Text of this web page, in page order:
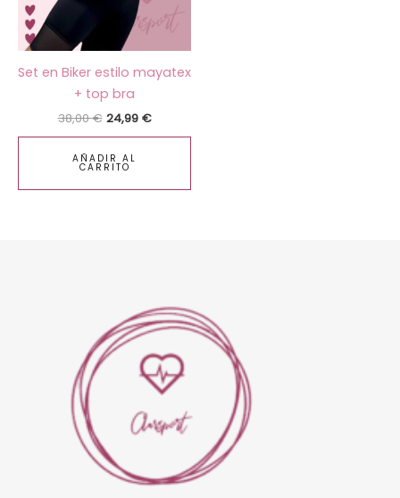
Set en Biker estilo mayatex
+ top bra
38,00€ 24,99 €
AÑADIR AL
CARRITO